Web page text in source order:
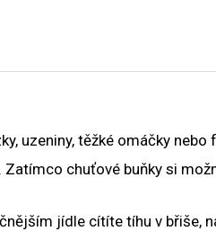
uzeniny, těžké omáčky
Zatímco chuťové buňky si
jídle cítíte tíhu v břiše,